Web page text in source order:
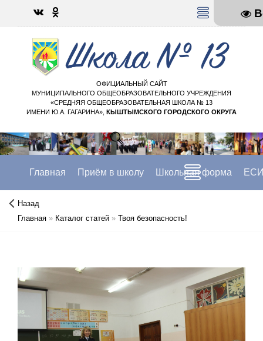
МЕНЮ
ОФИЦИАЛЬНЫЙ САЙТ
МУНИЦИПАЛЬНОГО ОБЩЕОБРАЗОВАТЕЛЬНОГО УЧРЕЖДЕНИЯ
«СРЕДНЯЯ ОБЩЕОБРАЗОВАТЕЛЬНАЯ ШКОЛА № 13
ИМЕНИ Ю.А. ГАГАРИНА», КЫШТЫМСКОГО ГОРОДСКОГО ОКРУГА
Главная Приём в школу Школьная форма
Назад
Главная » Каталог статей » Твоя безопасность!